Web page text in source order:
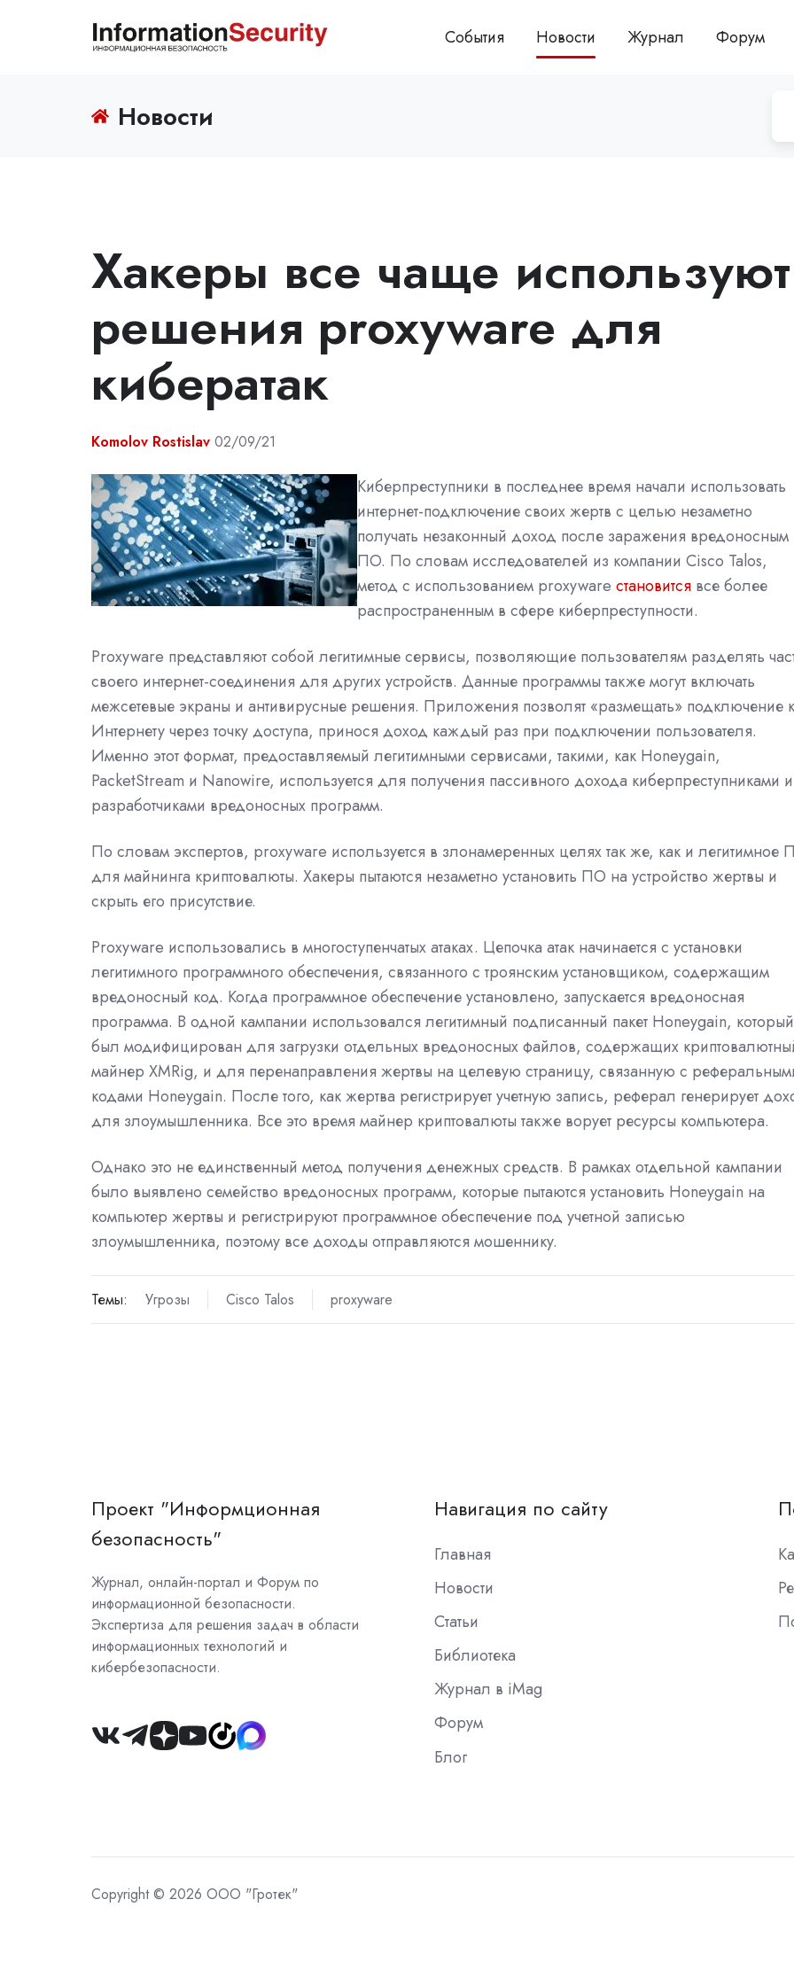
События Новости Журнал Форум
Новости
Хакеры все чаще используют
решения proxyware для
кибератак
Komolov Rostislav 02/09/21
Киберпреступники в последнее время начали использовать
интернет-подключение своих жертв с целью незаметно
получать незаконный доход после заражения вредоносным
ПО. По словам исследователей из компании Cisco Talos,
метод с использованием proxyware становится все более
распространенным в сфере киберпреступности.
Proxyware представляют собой легитимные сервисы, позволяющие пользователям разделять
своего интернет-соединения для других устройств. Данные программы также могут включать
межсетевые экраны и антивирусные решения. Приложения позволят «размещать» подключение к
Интернету через точку доступа, принося доход каждый раз при подключении пользователя.
Именно этот формат, предоставляемый легитимными сервисами, такими, как Honeygain,
PacketStream и Nanowire, используется для получения пассивного дохода киберпреступниками и
разработчиками вредоносных программ.
По словам экспертов, proxyware используется в злонамеренных целях так же, как и легитимное
для майнинга криптовалюты. Хакеры пытаются незаметно установить ПО на устройство жертвы и
скрыть его присутствие.
Proxyware использовались в многоступенчатых атаках. Цепочка атак начинается с установки
легитимного программного обеспечения, связанного с троянским установщиком, содержащим
вредоносный код. Когда программное обеспечение установлено, запускается вредоносная
программа. В одной кампании использовался легитимный подписанный пакет Honeygain, который
был модифицирован для загрузки отдельных вредоносных файлов, содержащих
майнер XMRig, и для перенаправления жертвы на целевую страницу, связанную с
кодами Honeygain. После того, как жертва регистрирует учетную запись, реферал генерирует
для злоумышленника. Все это время майнер криптовалюты также ворует ресурсы компьютера.
Однако это не единственный метод получения денежных средств. В рамках отдельной кампании
было выявлено семейство вредоносных программ, которые пытаются установить Honeygain на
компьютер жертвы и регистрируют программное обеспечение под учетной записью
злоумышленника, поэтому все доходы отправляются мошеннику.
Темы: Угрозы Cisco Talos proxyware
Проект "Информционная
безопасность"
Журнал, онлайн-портал и Форум по
информационной безопасности.
Экспертиза для решения задач в области
информационных технологий и
кибербезопасности.
Join
Навигация по сайту
Главная
Новости
Статьи
Библиотека
Журнал в iMag
Форум
Блог
Copyright © 2026 ООО "Гротек"